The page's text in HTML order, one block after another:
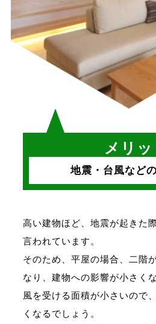
メリ
地震・台風など
高い建物ほど、地震が起きた
言われています。
そのため、平屋の場合、二階
なり、建物への影響が小さく
風を受ける面積が小さいので
くなるでしょう。